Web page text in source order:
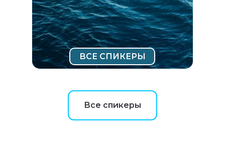
ВСЕ СПИКЕРЫ
Все спикеры